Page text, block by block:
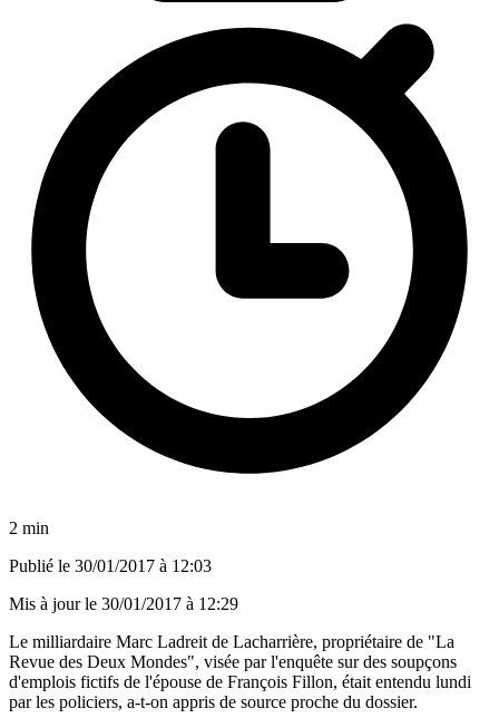
2 min
Publié le 30/01/2017 à 12:03
Mis à jour le 30/01/2017 à 12:29
Le milliardaire Marc Ladreit de Lacharrière, propriétaire de "La
Revue des Deux Mondes", visée par l'enquête sur des soupçons
d'emplois fictifs de l'épouse de François Fillon, était entendu lundi
par les policiers, a-t-on appris de source proche du dossier.